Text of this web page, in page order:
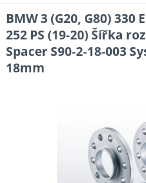
BMW 3 (G20, G80) 330
252 PS (19-20) Šířka
Spacer S90-2-18-003
18mm